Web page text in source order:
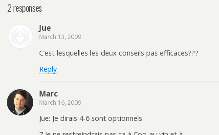
2 responses
Jue
March 13, 2009
C’est lesquelles les deux conseils pas efficaces???
Reply
Marc
March 16, 2009
Jue: Je dirais 4-6 sont optionnels